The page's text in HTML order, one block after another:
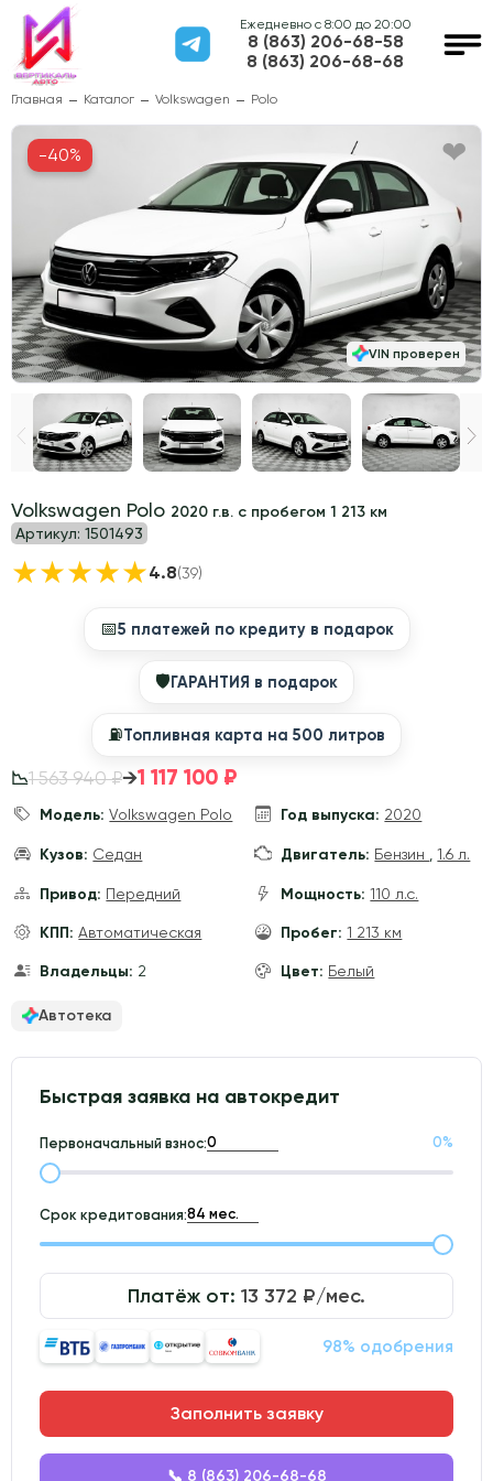
Ежедневно с 8:00 до 20:00
8 (863) 206-68-58
8 (863) 206-68-68
Главная Каталог Volkswagen Polo
Volkswagen Polo 2020 г.в. с пробегом 1 213 км
Артикул: 1501493
★★★★★4.8(39)
📅5 платежей по кредиту в подарок
🛡ГАРАНТИЯ в подарок
⛽️Топливная карта на 500 литров
📉1 563 940 ₽→1 117 100 ₽
Модель: Volkswagen Polo Год выпуска: 2020
Кузов: Седан Двигатель: Бензин ,1.6 л.
Привод: Передний Мощность: 110 л.с.
КПП: Автоматическая Пробег: 1 213 км
Владельцы: 2 Цвет: Белый
Автотека
Быстрая заявка на автокредит
Первоначальный взнос: 0%
Срок кредитования:
Платёж от: 13 372 ₽/мес.
98% одобрения
Заполнить заявку
📞 8 (863) 206-68-68
VIN проверен
-40%